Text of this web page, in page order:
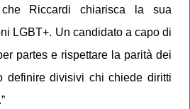
Riccardi chiarisca la sua
LGBT+. Un candidato a capo di
partes e rispettare la parità dei
definire divisivi chi chiede diritti